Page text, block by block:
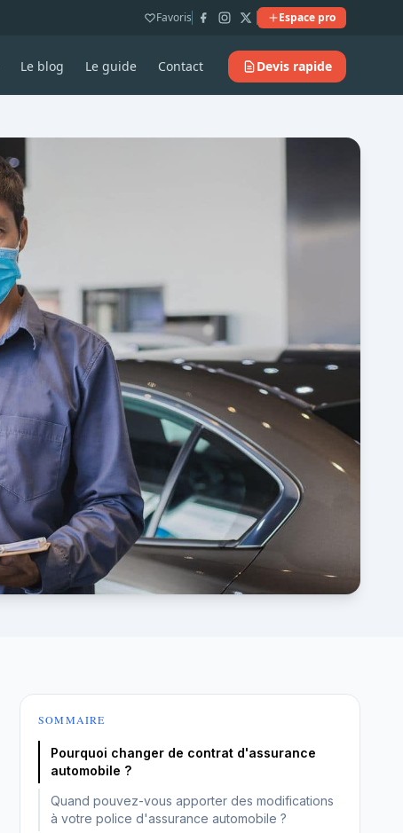
Favoris Espace pro
Le blog Le guide Contact Devis rapide
SOMMAIRE
Pourquoi changer de contrat d'assurance
automobile ?
Quand pouvez-vous apporter des modifications
à votre police d'assurance automobile ?